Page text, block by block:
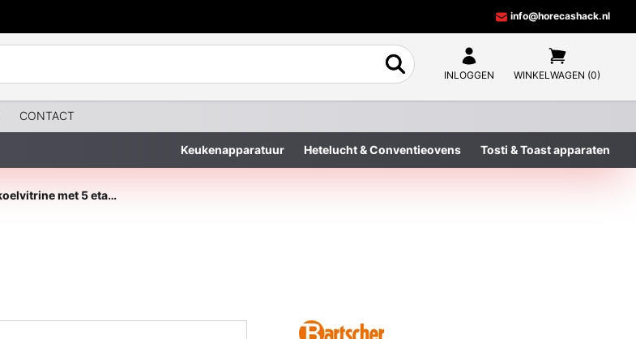
info@horecashack.nl
INLOGGEN WINKELWAGEN (0)
CONTACT
Keukenapparatuur Hetelucht & Conventieovens Tosti & Toast apparaten
Opzet koelvitrine met 5 etages